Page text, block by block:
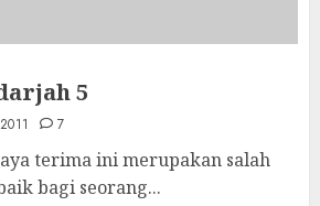
5
7
terima ini merupakan salah
bagi seorang...